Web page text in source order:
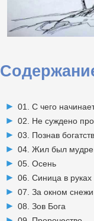
01. С чего
02. Не суждено
03. Познав
04. Жил был
05. Осень
06. Синица в руках
07. За окном
08. Зов Бога